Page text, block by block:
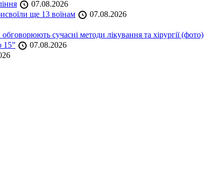
07.08.2026
ще 13 воїнам
07.08.2026
сучасні методи лікування та хірургії (фото)
15”
07.08.2026